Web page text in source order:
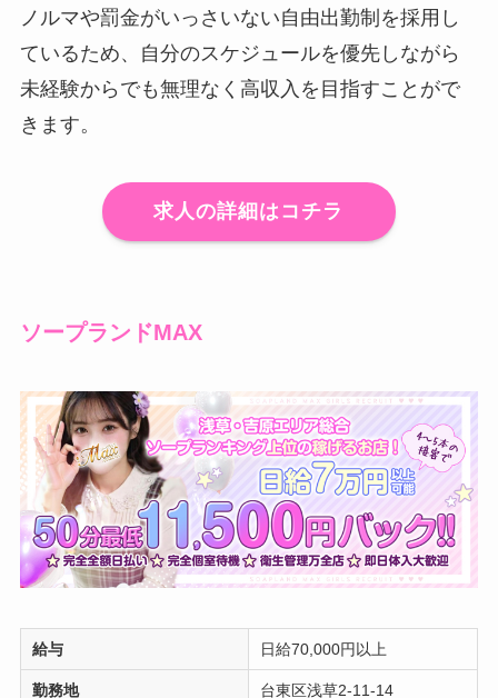
ノルマや罰金がいっさいない自由出勤制を採用し
ているため、自分のスケジュールを優先しながら
未経験からでも無理なく高収入を目指すことがで
きます。
求人の詳細はコチラ
ソープランドMAX
給与 日給70,000円以上
勤務地 台東区浅草2-11-14